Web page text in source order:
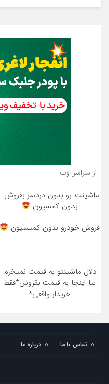
از سراسر وب
ماشینت رو بدون دردسر بفروش |
بدون کمسیون
فروش خودرو بدون کمیسیون
دلال ماشینتو به قیمت نمیخره!
بیا اینجا به قیمت بفروش*فقط
خریدار واقعی*
تماس با ما درباره ما